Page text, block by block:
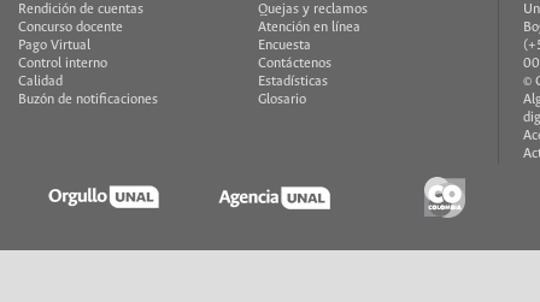
Rendición de cuentas
Concurso docente
Pago Virtual
Control interno
Calidad
Buzón de notificaciones
Quejas y reclamos
Atención en línea
Encuesta
Contáctenos
Estadísticas
Glosario
©